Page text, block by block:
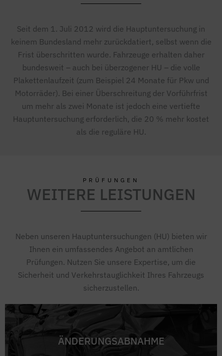
Seit dem 1. Juli 2012 wird die Hauptuntersuchung in
keinem Bundesland mehr zurückdatiert, selbst wenn die
Frist überschritten wurde. Fahrzeuge erhalten daher
bundesweit – auch bei überzogener HU – die volle
Plakettenlaufzeit (zum Beispiel 24 Monate für Pkw und
Motorräder). Bei einer Überschreitung der Vorführfrist
um mehr als zwei Monate ist jedoch eine vertiefte
Hauptuntersuchung erforderlich, die 20 % mehr kostet
als die reguläre HU.
PRÜFUNGEN
WEITERE LEISTUNGEN
Neben unseren Hauptuntersuchungen (HU) bieten wir
Ihnen ein umfassendes Angebot an amtlichen
Prüfungen. Nutzen Sie unsere Expertise, um die
Sicherheit und Verkehrstauglichkeit Ihres Fahrzeugs
sicherzustellen.
ÄNDERUNGSABNAHME